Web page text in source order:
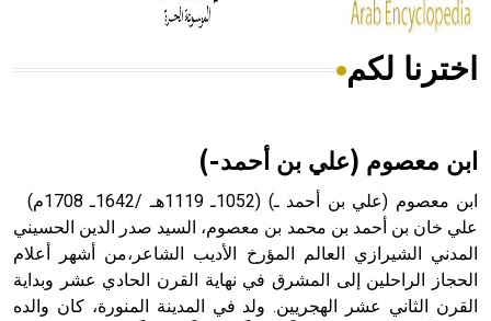
هل تعلم أن الأبسيد كلمة فرنسية اللفظ تم اعتمادها مصطلحاً
- هل تعلم أن أبجر Abgar اسم معروف جيداً يعود إلى عدد من
الملوك الذين حكموا مدينة إديسا (الرها) من أبجر الأول وحتى
التاسع، وهم ينتسبون إلى أسرة أوسروين
اخترنا لكم
ابن معصوم (علي بن أحمد-)
ابن معصوم (علي بن أحمد ـ) (1052ـ 1119هـ /1642ـ 1708م)
علي خان بن أحمد بن محمد بن معصوم، السيد صدر الدين الحسيني
المدني الشيرازي العالم المؤرخ الأديب الشاعر،من أشهر أعلام
الحجاز الراحلين إلى المشرق في نهاية القرن الحادي عشر وبداية
القرن الثاني عشر الهجريين. ولد في المدينة المنورة، كان والده